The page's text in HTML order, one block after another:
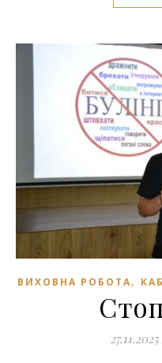
ВИХОВНА РОБОТА,
27.11.2025